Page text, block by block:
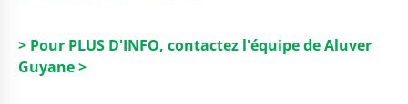
ai
l
c it k a
> Pour PLUS D'INFO, contactez l'équipe de Aluver
Guyane >